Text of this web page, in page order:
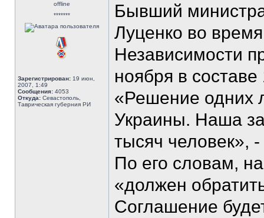
offline
*******
Зарегистрирован: 19 июн,
2007, 1:49
Сообщения: 4053
Откуда: Севастополь,
Таврическая губерния РИ
Бывший
Луценко во
Независимости
ноября в
«Решение одних
Украины. Наша
тысяч человек»,
По его словам,
«должен
Соглашение